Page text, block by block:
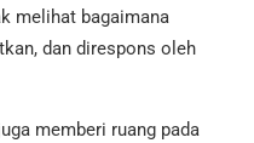
melihat bagaimana
dan direspons oleh
memberi ruang pada